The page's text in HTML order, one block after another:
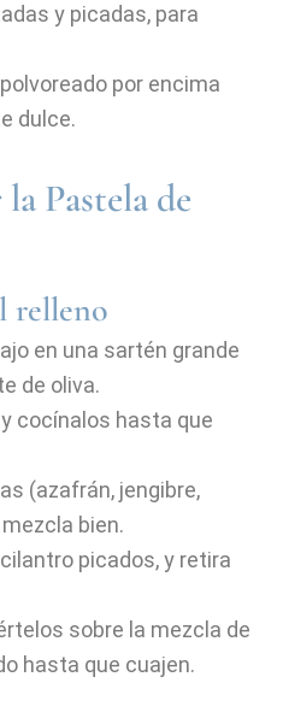
y picadas, para
por encima
dulce.
Pastela de
relleno
en una sartén grande
de oliva.
cocínalos hasta que
(azafrán, jengibre,
bien.
picados, y retira
sobre la mezcla de
hasta que cuajen.